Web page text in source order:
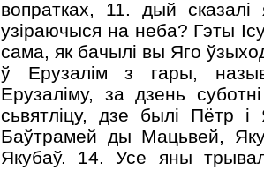
вопратках, 11. дый
узіраючыся на неба? Гэты
сама, як бачылі вы Яго
ў Ерузалім з гары,
Ерузаліму, за дзень
сьвятліцу, дзе былі Пётр
Баўтрамей ды Мацьвей,
Якубаў. 14. Усе яны